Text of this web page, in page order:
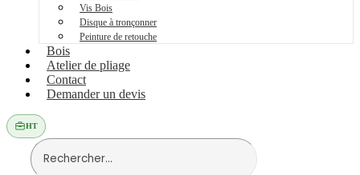
Vis Bois
Disque à tronçonner
Peinture de retouche
Bois
Atelier de pliage
Contact
Demander un devis
HT